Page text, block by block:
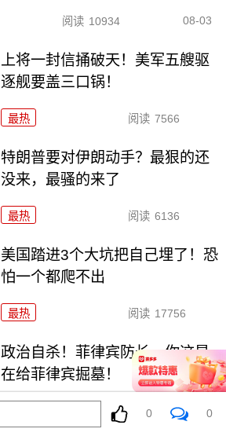
阅读 10934 08-03
上将一封信捅破天！美军五艘驱
逐舰要盖三口锅！
最热 阅读 7566
特朗普要对伊朗动手？最狠的还
没来，最骚的来了
最热 阅读 6136
美国踏进3个大坑把自己埋了！恐
怕一个都爬不出
最热 阅读 17756
政治自杀！菲律宾防长，你这是
在给菲律宾掘墓！
阅读 7135
0 0